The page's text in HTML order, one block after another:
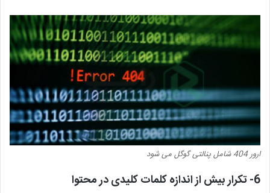
ارور 404 شامل پنالتی گوگل می شود
6- تکرار بیش از اندازه کلمات کلیدی در محتوا